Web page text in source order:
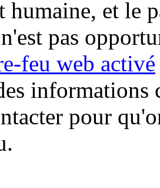
humaine, et le
pas
feu web activé
informations
pour